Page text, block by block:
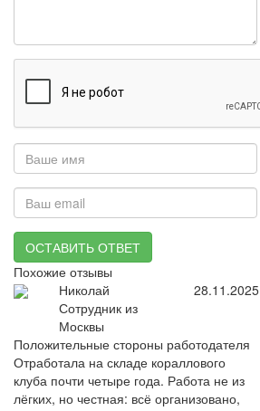
ОСТАВИТЬ ОТВЕТ
Похожие отзывы
Николай
Сотрудник из
Москвы
28.11.2025
Положительные стороны работодателя
Отработала на складе кораллового
клуба почти четыре года. Работа не из
лёгких, но честная: всё организовано,